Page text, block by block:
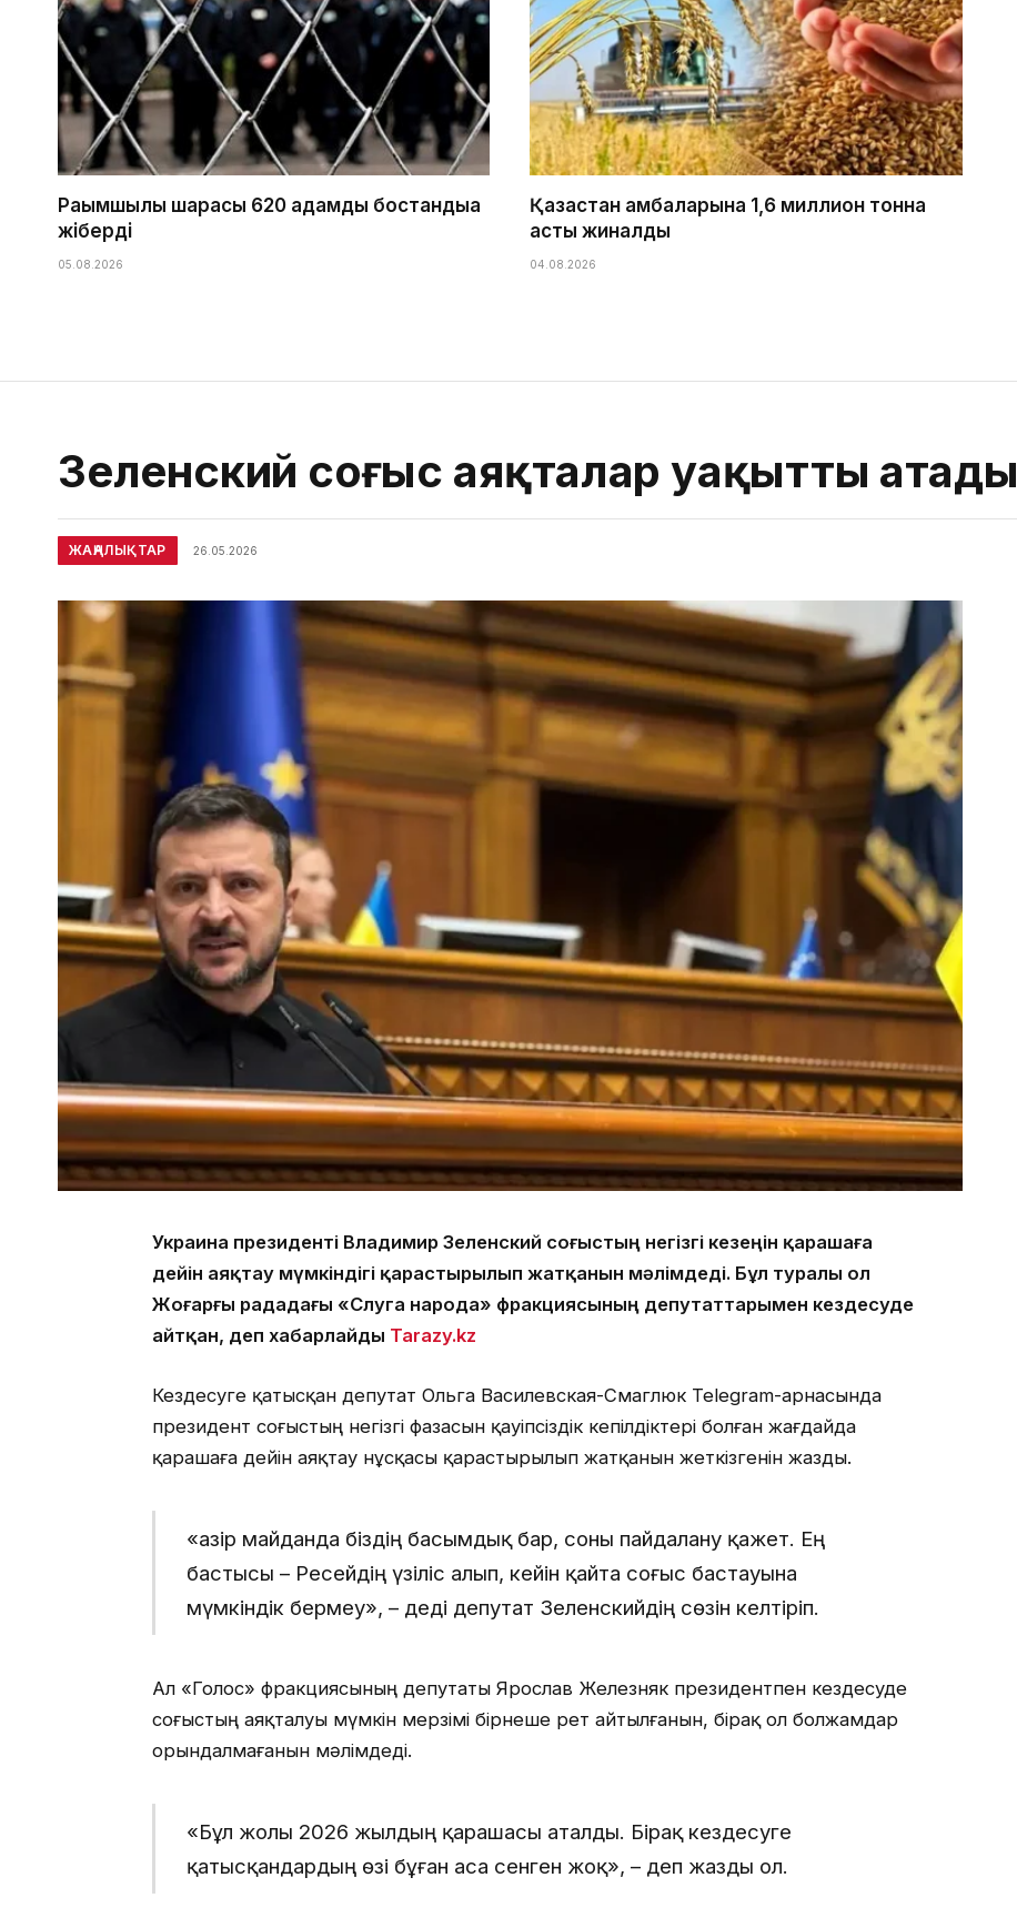
Рақымшылық шарасы 620 адамды бостандыққа
жіберді
05.08.2026
Қазақстан қамбаларына 1,6 миллион тонна
астық жиналды
04.08.2026
Зеленский соғыс аяқталар уақытты атады
ЖАҢАЛЫҚТАР 26.05.2026
Украина президенті Владимир Зеленский соғыстың негізгі кезеңін қарашаға
дейін аяқтау мүмкіндігі қарастырылып жатқанын мәлімдеді. Бұл туралы ол
Жоғарғы рададағы «Слуга народа» фракциясының депутаттарымен кездесуде
айтқан, деп хабарлайды Tarazy.kz
Кездесуге қатысқан депутат Ольга Василевская-Смаглюк Telegram-арнасында
президент соғыстың негізгі фазасын қауіпсіздік кепілдіктері болған жағдайда
қарашаға дейін аяқтау нұсқасы қарастырылып жатқанын жеткізгенін жазды.
«Қазір майданда біздің басымдық бар, соны пайдалану қажет. Ең
бастысы – Ресейдің үзіліс алып, кейін қайта соғыс бастауына
мүмкіндік бермеу», – деді депутат Зеленскийдің сөзін келтіріп.
Ал «Голос» фракциясының депутаты Ярослав Железняк президентпен кездесуде
соғыстың аяқталуы мүмкін мерзімі бірнеше рет айтылғанын, бірақ ол болжамдар
орындалмағанын мәлімдеді.
«Бұл жолы 2026 жылдың қарашасы аталды. Бірақ кездесуге
қатысқандардың өзі бұған аса сенген жоқ», – деп жазды ол.